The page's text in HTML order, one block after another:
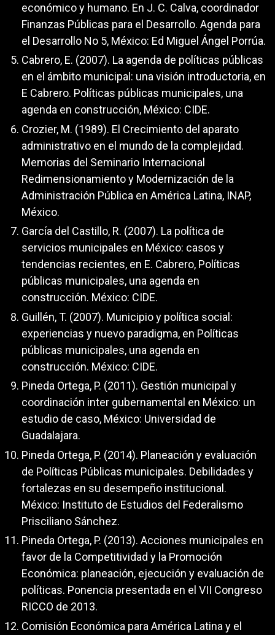
económico y humano. En J. C. Calva, coordinador
Finanzas Públicas para el Desarrollo. Agenda para
el Desarrollo No 5, México: Ed Miguel Ángel Porrúa.
Cabrero, E. (2007). La agenda de políticas públicas
en el ámbito municipal: una visión introductoria, en
E Cabrero. Políticas públicas municipales, una
agenda en construcción, México: CIDE.
Crozier, M. (1989). El Crecimiento del aparato
administrativo en el mundo de la complejidad.
Memorias del Seminario Internacional
Redimensionamiento y Modernización de la
Administración Pública en América Latina, INAP,
México.
García del Castillo, R. (2007). La política de
servicios municipales en México: casos y
tendencias recientes, en E. Cabrero, Políticas
públicas municipales, una agenda en
construcción. México: CIDE.
Guillén, T. (2007). Municipio y política social:
experiencias y nuevo paradigma, en Políticas
públicas municipales, una agenda en
construcción. México: CIDE.
Pineda Ortega, P. (2011). Gestión municipal y
coordinación inter gubernamental en México: un
estudio de caso, México: Universidad de
Guadalajara.
Pineda Ortega, P. (2014). Planeación y evaluación
de Políticas Públicas municipales. Debilidades y
fortalezas en su desempeño institucional.
México: Instituto de Estudios del Federalismo
Prisciliano Sánchez.
Pineda Ortega, P. (2013). Acciones municipales en
favor de la Competitividad y la Promoción
Económica: planeación, ejecución y evaluación de
políticas. Ponencia presentada en el VII Congreso
RICCO de 2013.
Comisión Económica para América Latina y el